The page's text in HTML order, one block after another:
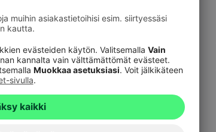
Vaihtoehtoiset sijoitukset
Päivitä asiakastietosi
Tule asiakkaaksi